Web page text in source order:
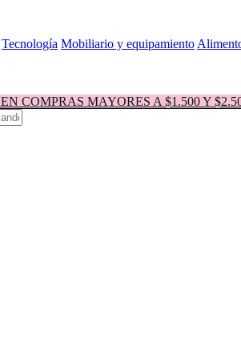
Tecnología Mobiliario y equipamiento
COMPRAS MAYORES A $1.500 Y